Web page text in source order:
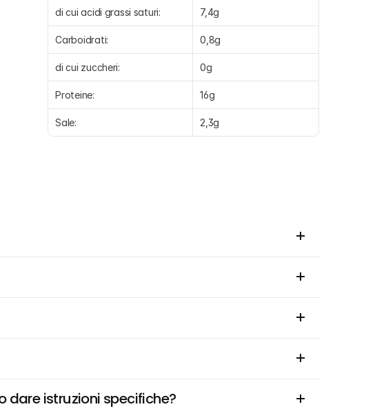
di cui acidi grassi saturi: 7,4g
Carboidrati: 0,8g
di cui zuccheri: 0g
Proteine: 16g
Sale: 2,3g
dare istruzioni specifiche?